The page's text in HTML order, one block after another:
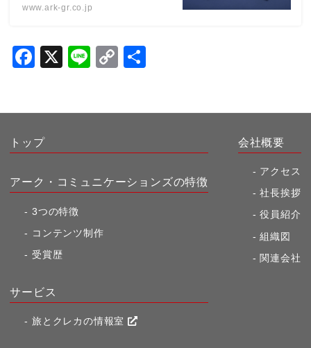
www.ark-gr.co.jp
F
b
o
k
X
Li C
k
トップ
アーク・コミュニケーションズの特徴
3つの特徴
コンテンツ制作
受賞歴
サービス
旅とクレカの情報室
会社概要
アクセス
社長挨拶
役員紹介
組織図
関連会社